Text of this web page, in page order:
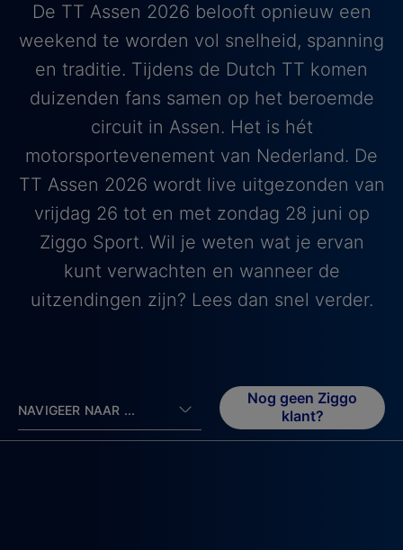
De TT Assen 2026 belooft opnieuw een
weekend te worden vol snelheid, spanning
en traditie. Tijdens de Dutch TT komen
duizenden fans samen op het beroemde
circuit in Assen. Het is hét
motorsportevenement van Nederland. De
TT Assen 2026 wordt live uitgezonden van
vrijdag 26 tot en met zondag 28 juni op
Ziggo Sport. Wil je weten wat je ervan
kunt verwachten en wanneer de
uitzendingen zijn? Lees dan snel verder.
NAVIGEER NAAR ...
Nog geen Ziggo
klant?